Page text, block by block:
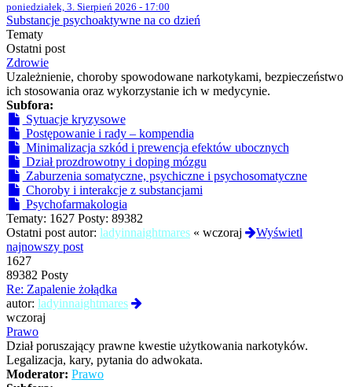
poniedziałek, 3. Sierpień 2026 - 17:00
Substancje psychoaktywne na co dzień
Tematy
Ostatni post
Zdrowie
Uzależnienie, choroby spowodowane narkotykami, bezpieczeństwo
ich stosowania oraz wykorzystanie ich w medycynie.
Subfora:
Sytuacje kryzysowe
Postępowanie i rady – kompendia
Minimalizacja szkód i prewencja efektów ubocznych
Dział prozdrowotny i doping mózgu
Zaburzenia somatyczne, psychiczne i psychosomatyczne
Choroby i interakcje z substancjami
Psychofarmakologia
Tematy: 1627 Posty: 89382
Ostatni post autor: ladyinnaightmares « wczoraj
Wyświetl
najnowszy post
1627
89382 Posty
Re: Zapalenie żołądka
autor: ladyinnaightmares
wczoraj
Prawo
Dział poruszający prawne kwestie użytkowania narkotyków.
Legalizacja, kary, pytania do adwokata.
Moderator: Prawo